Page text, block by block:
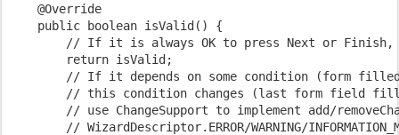
    @Override
    public boolean isValid() {
// If it is always OK to press Next or Finish,
        return isValid;
// If it depends on some condition (form
// this condition changes (last form field
// use ChangeSupport to implement add/
// WizardDescriptor.ERROR/WARNING/